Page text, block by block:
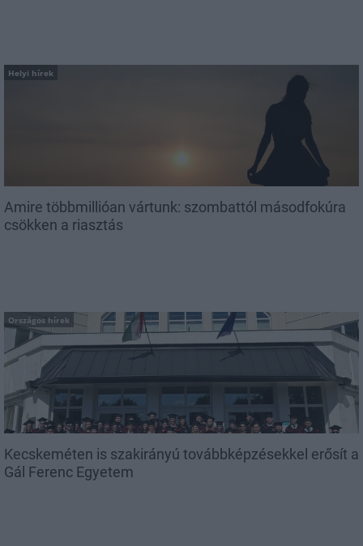
Helyi hírek
Amire többmillióan vártunk: szombattól másodfokúra
csökken a riasztás
Országos hírek
Kecskeméten is szakirányú továbbképzésekkel erősít a
Gál Ferenc Egyetem